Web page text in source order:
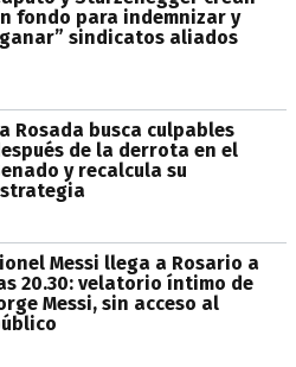
fondo para indemnizar y
sindicatos aliados
Rosada busca culpables
de la derrota en el
y recalcula su
Messi llega a Rosario a
20.30: velatorio íntimo de
Messi, sin acceso al